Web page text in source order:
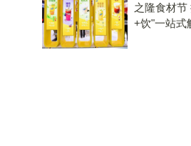
之隆食材节
+饮"一站式